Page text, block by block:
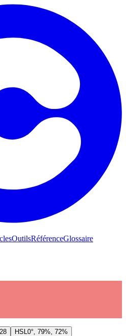
OutilsRéférenceGlossaire
HSL0°, 79%, 72%